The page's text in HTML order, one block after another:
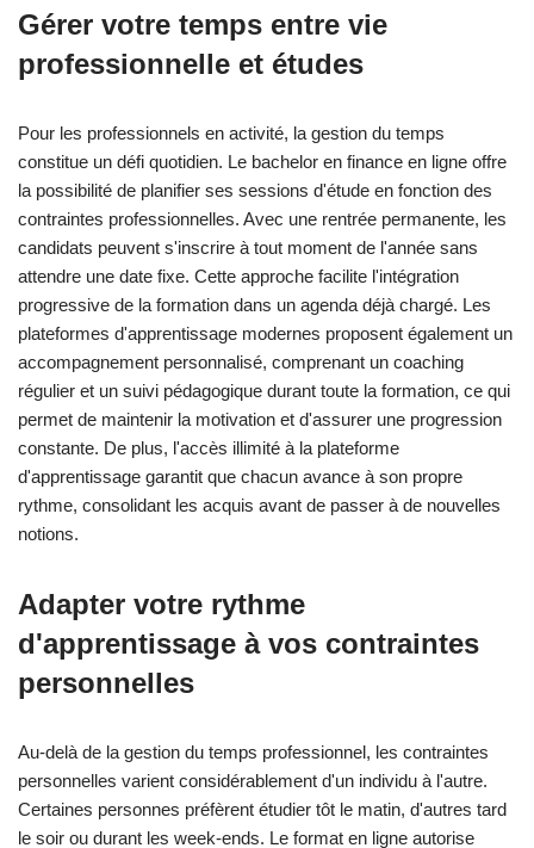
Gérer votre temps entre vie
professionnelle et études
Pour les professionnels en activité, la gestion du temps
constitue un défi quotidien. Le bachelor en finance en ligne offre
la possibilité de planifier ses sessions d'étude en fonction des
contraintes professionnelles. Avec une rentrée permanente, les
candidats peuvent s'inscrire à tout moment de l'année sans
attendre une date fixe. Cette approche facilite l'intégration
progressive de la formation dans un agenda déjà chargé. Les
plateformes d'apprentissage modernes proposent également un
accompagnement personnalisé, comprenant un coaching
régulier et un suivi pédagogique durant toute la formation, ce qui
permet de maintenir la motivation et d'assurer une progression
constante. De plus, l'accès illimité à la plateforme
d'apprentissage garantit que chacun avance à son propre
rythme, consolidant les acquis avant de passer à de nouvelles
notions.
Adapter votre rythme
d'apprentissage à vos contraintes
personnelles
Au-delà de la gestion du temps professionnel, les contraintes
personnelles varient considérablement d'un individu à l'autre.
Certaines personnes préfèrent étudier tôt le matin, d'autres tard
le soir ou durant les week-ends. Le format en ligne autorise